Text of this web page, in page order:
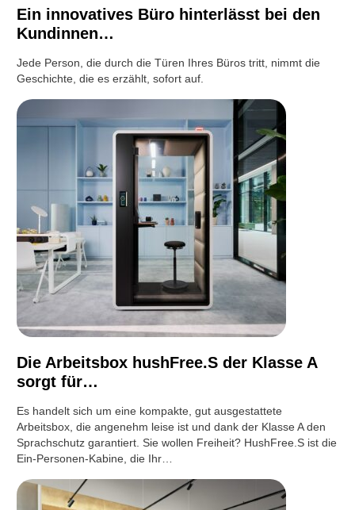
Ein innovatives Büro hinterlässt bei den
Kundinnen…
Jede Person, die durch die Türen Ihres Büros tritt, nimmt die
Geschichte, die es erzählt, sofort auf.
Die Arbeitsbox hushFree.S der Klasse A
sorgt für…
Es handelt sich um eine kompakte, gut ausgestattete
Arbeitsbox, die angenehm leise ist und dank der Klasse A den
Sprachschutz garantiert. Sie wollen Freiheit? HushFree.S ist die
Ein-Personen-Kabine, die Ihr…